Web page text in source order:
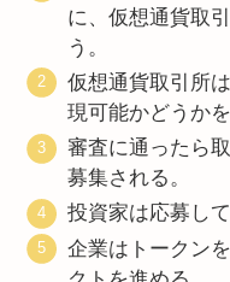
に、仮想通貨取
う。
仮想通貨取引所
現可能かどうか
審査に通ったら
募集される。
投資家は応募し
企業はトークン